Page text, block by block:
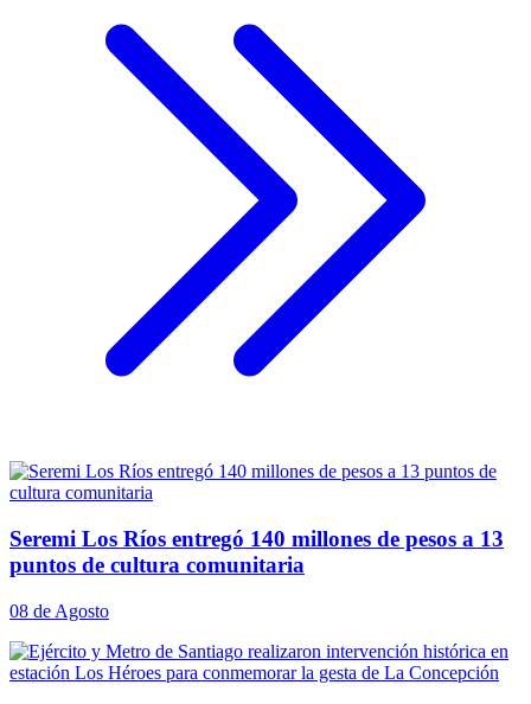
Seremi Los Ríos entregó 140 millones de pesos a 13
puntos de cultura comunitaria
08 de Agosto